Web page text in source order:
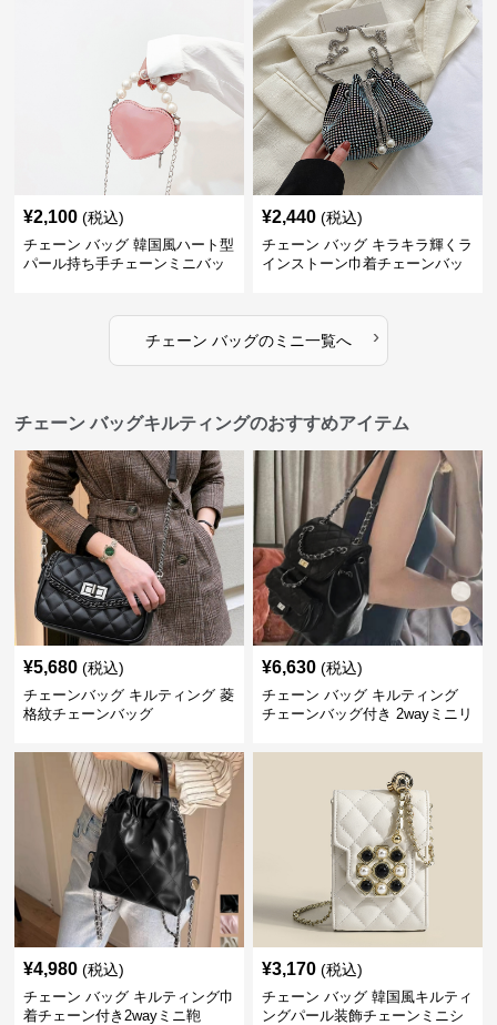
¥2,100 (税込)
チェーン バッグ 韓国風ハート型
パール持ち手チェーンミニバッ
¥2,440 (税込)
チェーン バッグ キラキラ輝くラ
インストーン巾着チェーンバッ
チェーン バッグのミニ一覧へ ›
チェーン バッグキルティングのおすすめアイテム
¥5,680 (税込)
チェーンバッグ キルティング 菱
格紋チェーンバッグ
¥6,630 (税込)
チェーン バッグ キルティング
チェーンバッグ付き 2wayミニリ
¥4,980 (税込)
チェーン バッグ キルティング巾
着チェーン付き2wayミニ鞄
¥3,170 (税込)
チェーン バッグ 韓国風キルティ
ングパール装飾チェーンミニシ